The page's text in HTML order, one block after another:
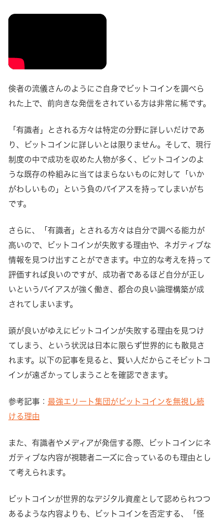
倹者の流儀さんのようにご自身でビットコインを調べら
れた上で、前向きな発信をされている方は非常に稀です。
「有識者」とされる方々は特定の分野に詳しいだけであ
り、ビットコインに詳しいとは限りません。そして、現行
制度の中で成功を収めた人物が多く、ビットコインのよ
うな既存の枠組みに当てはまらないものに対して「いか
がわしいもの」という負のバイアスを持ってしまいがち
です。
さらに、「有識者」とされる方々は自分で調べる能力が
高いので、ビットコインが失敗する理由や、ネガティブな
情報を見つけ出すことができます。中立的な考えを持って
評価すれば良いのですが、成功者であるほど自分が正し
いというバイアスが強く働き、都合の良い論理構築が成
されてしまいます。
頭が良いがゆえにビットコインが失敗する理由を見つけ
てしまう、という状況は日本に限らず世界的にも散見さ
れます。以下の記事を見ると、賢い人だからこそビットコ
インが遠ざかってしまうことを確認できます。
参考記事： 最強エリート集団がビットコインを無視し続
ける理由
また、有識者やメディアが発信する際、ビットコインにネ
ガティブな内容が視聴者ニーズに合っているのも理由とし
て考えられます。
ビットコインが世界的なデジタル資産として認められつつ
あるような内容よりも、ビットコインを否定する、「怪